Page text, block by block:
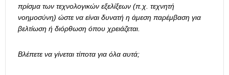
πρίσμα των τεχνολογικών εξελίξεων (π.χ. τεχνητή
νοημοσύνη) ώστε να είναι δυνατή η άμεση παρέμβαση για
βελτίωση ή διόρθωση όπου χρειάζεται.
Βλέπετε να γίνεται τίποτα για όλα αυτά;